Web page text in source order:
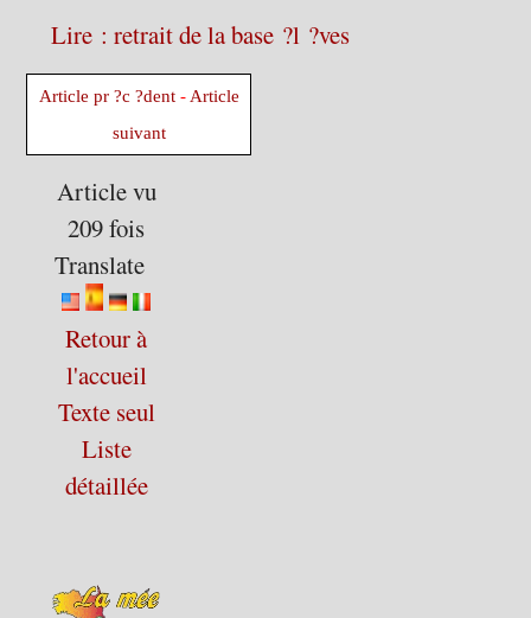
Lire : retrait de la base ?l ?ves
Article pr ?c ?dent- Article
suivant
Article vu
209 fois
Translate
Retour à
l'accueil
Texte seul
Liste
détaillée